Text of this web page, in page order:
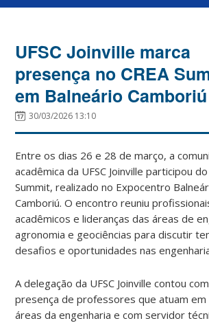
UFSC Joinville marca
presença no CREA
em Balneário Camboriú
30/03/2026 13:10
Entre os dias 26 e 28 de março, a
acadêmica da UFSC Joinville participou do
Summit, realizado no Expocentro
Camboriú. O encontro reuniu
acadêmicos e lideranças das áreas de
agronomia e geociências para discutir
desafios e oportunidades nas
A delegação da UFSC Joinville contou
presença de professores que atuam
áreas da engenharia e com servidor